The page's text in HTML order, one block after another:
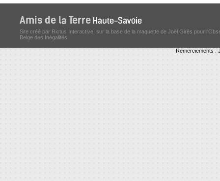
Site créé par Rictus Interactive, sur la base de la maquette de Joël Girès pour
Belge des Inégalités
Remerciements :